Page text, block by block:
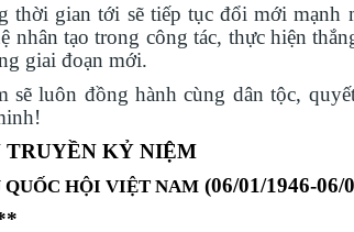
gian tới sẽ tiếp tục đổi mới mạnh
tạo trong công tác, thực hiện
giai đoạn mới.
luôn đồng hành cùng dân tộc,
TRUYỀN KỶ NIỆM
QUỐC HỘI VIỆT NAM (06/01/1946-06/